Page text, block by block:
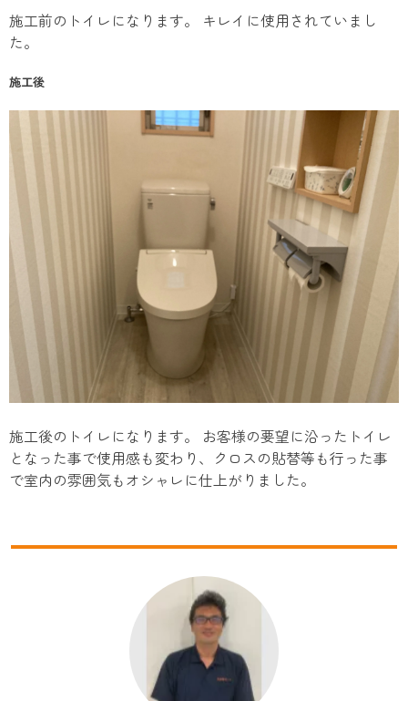
施工前のトイレになります。 キレイに使用されていまし
た。
施工後
施工後のトイレになります。 お客様の要望に沿ったトイレ
となった事で使用感も変わり、クロスの貼替等も行った事
で室内の雰囲気もオシャレに仕上がりました。